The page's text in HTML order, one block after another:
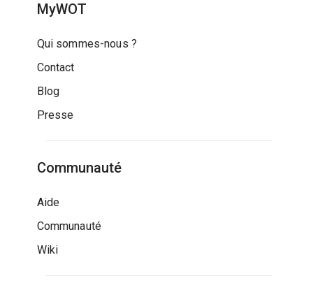
MyWOT
Qui sommes-nous ?
Contact
Blog
Presse
Communauté
Aide
Communauté
Wiki